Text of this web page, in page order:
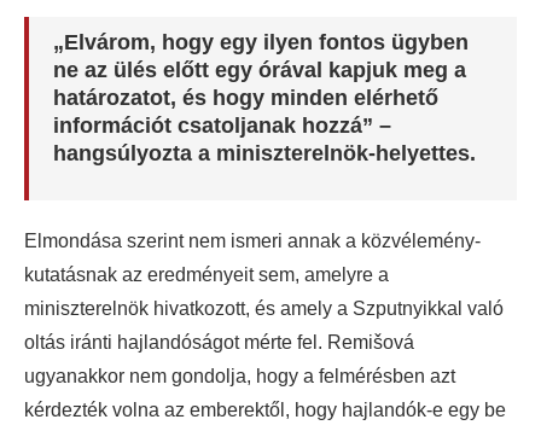
„Elvárom, hogy egy ilyen fontos ügyben
ne az ülés előtt egy órával kapjuk meg a
határozatot, és hogy minden elérhető
információt csatoljanak hozzá” –
hangsúlyozta a miniszterelnök-helyettes.
Elmondása szerint nem ismeri annak a közvélemény-
kutatásnak az eredményeit sem, amelyre a
miniszterelnök hivatkozott, és amely a Szputnyikkal való
oltás iránti hajlandóságot mérte fel. Remišová
ugyanakkor nem gondolja, hogy a felmérésben azt
kérdezték volna az emberektől, hogy hajlandók-e egy be